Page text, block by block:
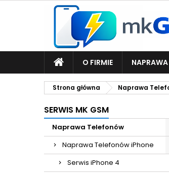
O FIRMIE
Strona główna Naprawa
SERWIS MK GSM
Naprawa Telefonów
Naprawa Telefonów iPhone
Serwis iPhone 4